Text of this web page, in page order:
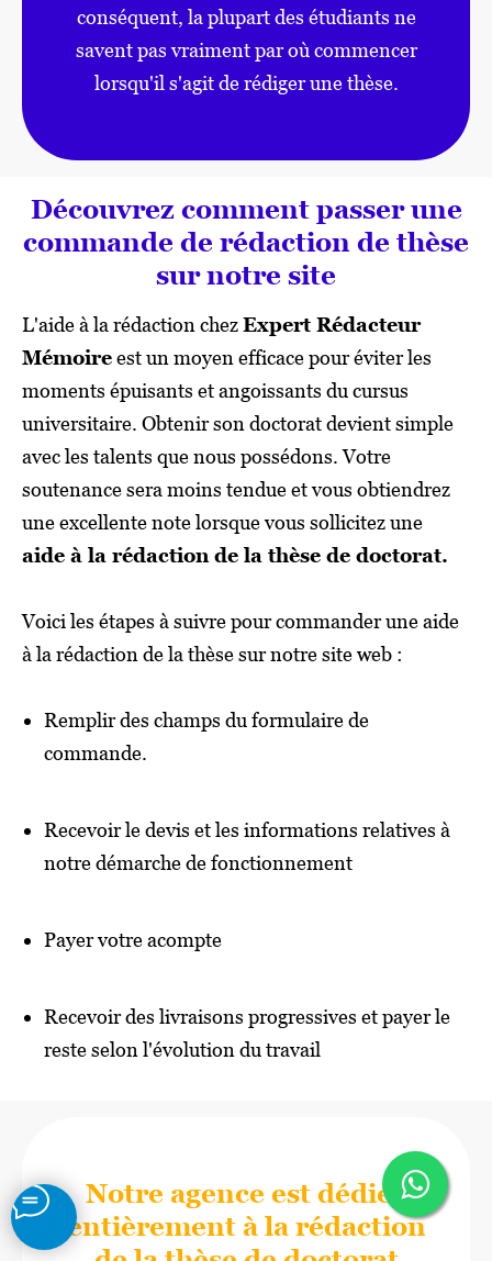
conséquent, la plupart des étudiants ne
savent pas vraiment par où commencer
lorsqu'il s'agit de rédiger une thèse.
Découvrez comment passer une
commande de rédaction de thèse
sur notre site
L'aide à la rédaction chezExpert Rédacteur
Mémoireest un moyen efficace pour éviter les
moments épuisants et angoissants du cursus
universitaire. Obtenir son doctorat devient simple
avec les talents que nous possédons. Votre
soutenance sera moins tendue et vous obtiendrez
une excellente note lorsque vous sollicitez une
aide à la rédaction de la thèse de doctorat.
Voici les étapes à suivre pour commander une aide
à la rédaction de la thèse sur notre site web :
Remplir des champs du formulaire de
commande.
Recevoir le devis et les informations relatives à
notre démarche de fonctionnement
Payer votre acompte
Recevoir des livraisons progressives et payer le
reste selon l'évolution du travail
Notre agence est dédiée
entièrement à la rédaction